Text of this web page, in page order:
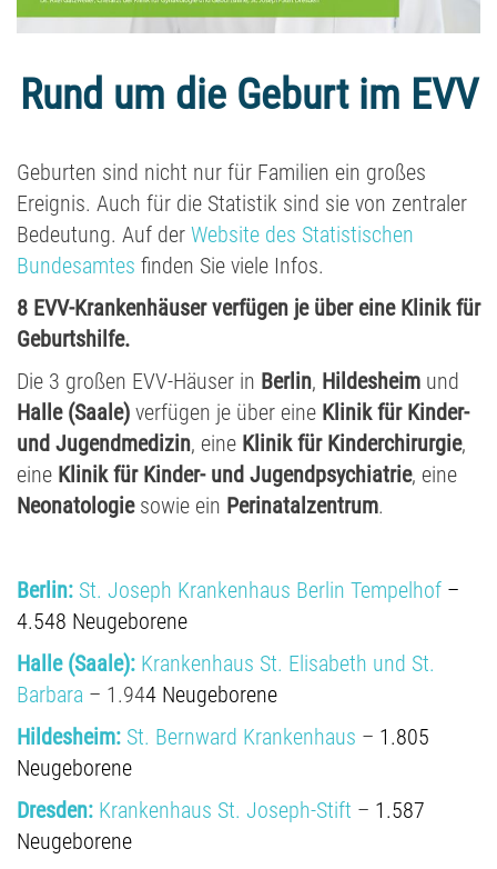
Rund um die Geburt im EVV
Geburten sind nicht nur für Familien ein großes
Ereignis. Auch für die Statistik sind sie von zentraler
Bedeutung. Auf der Website des Statistischen
Bundesamtes finden Sie viele Infos.
8 EVV-Krankenhäuser verfügen je über eine Klinik für
Geburtshilfe.
Die 3 großen EVV-Häuser in Berlin, Hildesheim und
Halle (Saale) verfügen je über eine Klinik für Kinder-
und Jugendmedizin, eine Klinik für Kinderchirurgie,
eine Klinik für Kinder- und Jugendpsychiatrie, eine
Neonatologiesowie ein Perinatalzentrum.
Berlin: St. Joseph Krankenhaus Berlin Tempelhof –
4.548 Neugeborene
Halle (Saale): Krankenhaus St. Elisabeth und St.
Barbara – 1.944 Neugeborene
Hildesheim: St. Bernward Krankenhaus – 1.805
Neugeborene
Dresden: Krankenhaus St. Joseph-Stift – 1.587
Neugeborene